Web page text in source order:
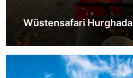
Wüstensafari Hurghada